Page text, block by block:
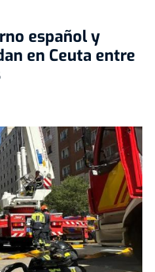
español y
en Ceuta entre